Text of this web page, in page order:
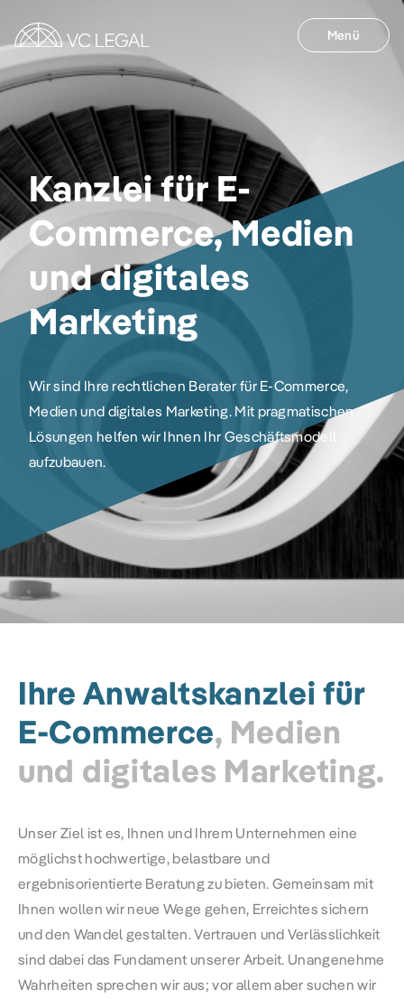
Menü
Kanzlei für E-
Commerce, Medien
und digitales
Marketing
Wir sind Ihre rechtlichen Berater für E-Commerce,
Medien und digitales Marketing. Mit pragmatischen
Lösungen helfen wir Ihnen Ihr Geschäftsmodell
aufzubauen.
Ihre Anwaltskanzlei für
E-Commerce, Medien
und digitales Marketing.
Unser Ziel ist es, Ihnen und Ihrem Unternehmen eine
möglichst hochwertige, belastbare und
ergebnisorientierte Beratung zu bieten. Gemeinsam mit
Ihnen wollen wir neue Wege gehen, Erreichtes sichern
und den Wandel gestalten. Vertrauen und Verlässlichkeit
sind dabei das Fundament unserer Arbeit. Unangenehme
Wahrheiten sprechen wir aus; vor allem aber suchen wir